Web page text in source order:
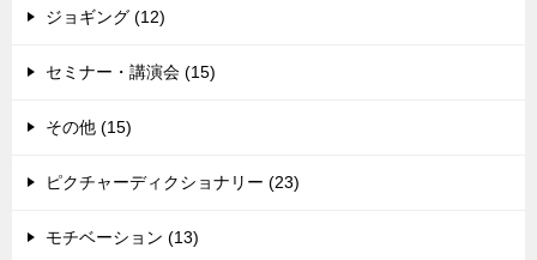
ジョギング (12)
セミナー・講演会 (15)
その他 (15)
ピクチャーディクショナリー (23)
モチベーション (13)